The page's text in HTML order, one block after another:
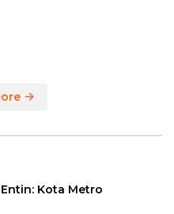
Kota Metro